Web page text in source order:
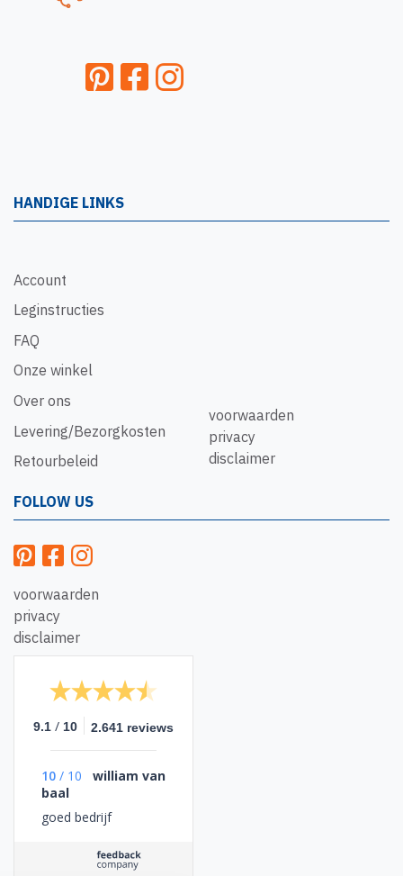
HANDIGE LINKS
Account
Leginstructies
FAQ
Onze winkel
Over ons
Levering/Bezorgkosten
Retourbeleid
voorwaarden
privacy
disclaimer
FOLLOW US
voorwaarden
privacy
disclaimer
9.1 / 10 2.641 reviews
10 / 10
william van
baal
goed bedrijf